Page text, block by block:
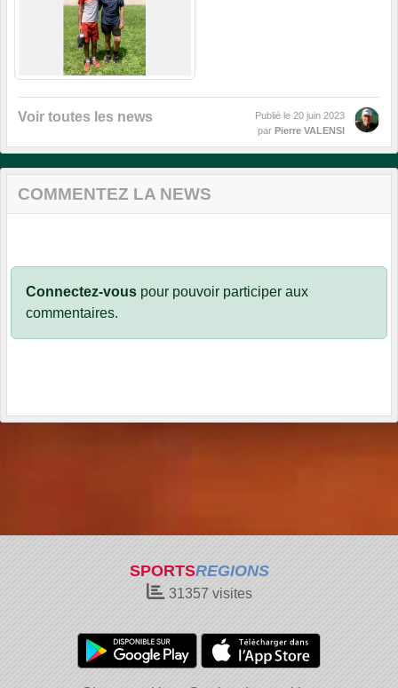
Voir toutes les news Publié le 20 juin 2023
par Pierre VALENSI
COMMENTEZ LA NEWS
Connectez-vous pour pouvoir participer aux
commentaires.
SPORTSREGIONS
31357 visites